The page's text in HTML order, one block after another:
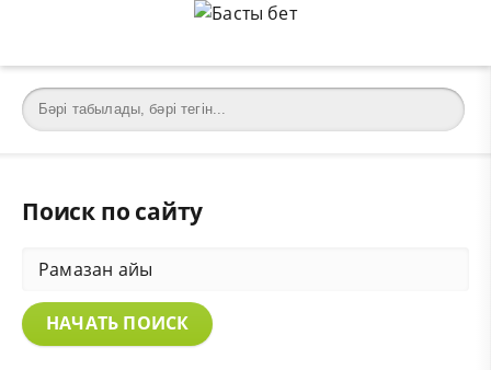
Поиск по сайту